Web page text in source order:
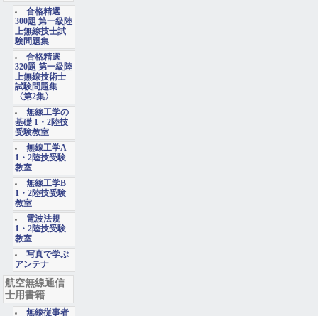
合格精選
300題 第一級陸
上無線技士試
験問題集
合格精選
320題 第一級陸
上無線技術士
試験問題集
〈第2集〉
無線工学の
基礎 1・2陸技
受験教室
無線工学A
1・2陸技受験
教室
無線工学B
1・2陸技受験
教室
電波法規
1・2陸技受験
教室
写真で学ぶ
アンテナ
航空無線通信
士用書籍
無線従事者